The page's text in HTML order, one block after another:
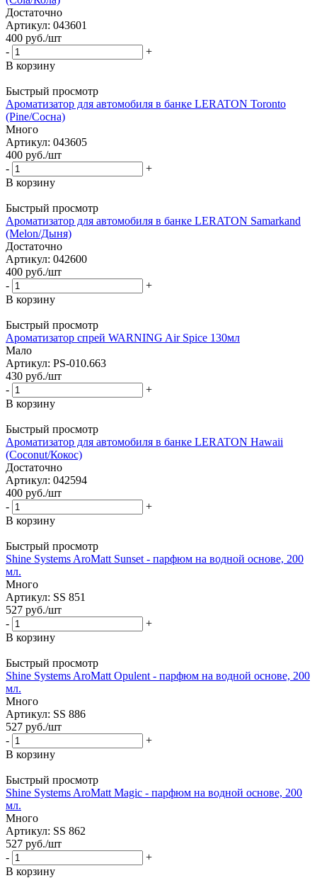
Достаточно
Артикул: 043601
400 руб./шт
-
+
В корзину
Быстрый просмотр
Ароматизатор для автомобиля в банке LERATON Toronto
(Pine/Сосна)
Много
Артикул: 043605
400 руб./шт
-
+
В корзину
Быстрый просмотр
Ароматизатор для автомобиля в банке LERATON Samarkand
(Melon/Дыня)
Достаточно
Артикул: 042600
400 руб./шт
-
+
В корзину
Быстрый просмотр
Ароматизатор спрей WARNING Air Spice 130мл
Мало
Артикул: PS-010.663
430 руб./шт
-
+
В корзину
Быстрый просмотр
Ароматизатор для автомобиля в банке LERATON Hawaii
(Coconut/Кокос)
Достаточно
Артикул: 042594
400 руб./шт
-
+
В корзину
Быстрый просмотр
Shine Systems AroMatt Sunset - парфюм на водной основе, 200
мл.
Много
Артикул: SS 851
527 руб./шт
-
+
В корзину
Быстрый просмотр
Shine Systems AroMatt Opulent - парфюм на водной основе, 200
мл.
Много
Артикул: SS 886
527 руб./шт
-
+
В корзину
Быстрый просмотр
Shine Systems AroMatt Magic - парфюм на водной основе, 200
мл.
Много
Артикул: SS 862
527 руб./шт
-
+
В корзину